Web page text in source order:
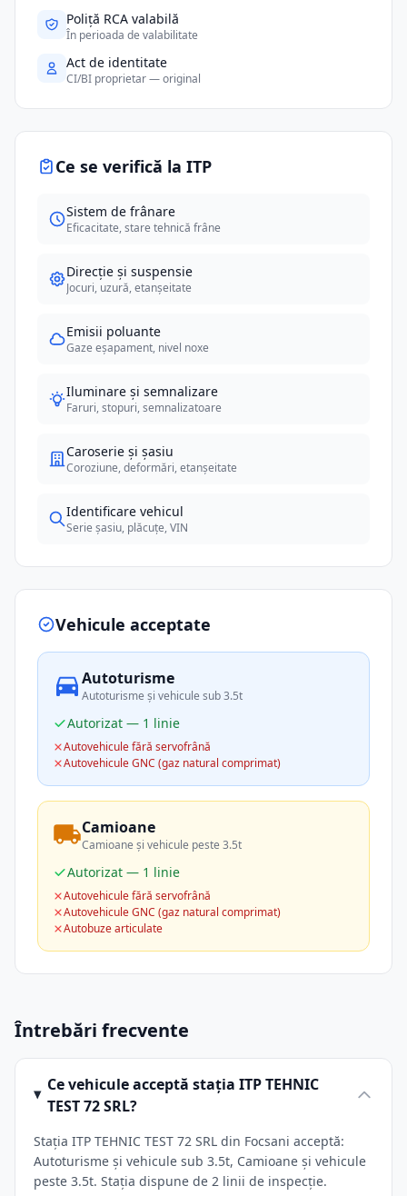
Poliță RCA valabilă
În perioada de valabilitate
Act de identitate
CI/BI proprietar — original
Ce se verifică la ITP
Sistem de frânare
Eficacitate, stare tehnică frâne
Direcție și suspensie
Jocuri, uzură, etanșeitate
Emisii poluante
Gaze eșapament, nivel noxe
Iluminare și semnalizare
Faruri, stopuri, semnalizatoare
Caroserie și șasiu
Coroziune, deformări, etanșeitate
Identificare vehicul
Serie șasiu, plăcuțe, VIN
Vehicule acceptate
Autoturisme
Autoturisme și vehicule sub 3.5t
Autorizat — 1 linie
Autovehicule fără servofrână
Autovehicule GNC (gaz natural comprimat)
Camioane
Camioane și vehicule peste 3.5t
Autorizat — 1 linie
Autovehicule fără servofrână
Autovehicule GNC (gaz natural comprimat)
Autobuze articulate
Întrebări frecvente
Ce vehicule acceptă stația ITP TEHNIC
TEST 72 SRL?
Stația ITP TEHNIC TEST 72 SRL din Focsani acceptă:
Autoturisme și vehicule sub 3.5t, Camioane și vehicule
peste 3.5t. Stația dispune de 2 linii de inspecție.